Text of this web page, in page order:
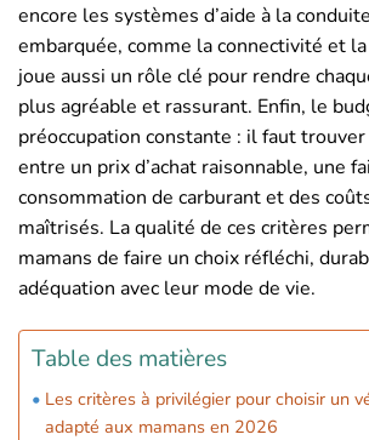
encore les systèmes d’aide à la
embarquée, comme la connectivité et
joue aussi un rôle clé pour rendre
plus agréable et rassurant. Enfin, le
préoccupation constante : il faut
entre un prix d’achat raisonnable, une
consommation de carburant et des
maîtrisés. La qualité de ces critères
mamans de faire un choix réfléchi,
adéquation avec leur mode de vie.
Table des matières
Les critères à privilégier pour choisir un
adapté aux mamans en 2026